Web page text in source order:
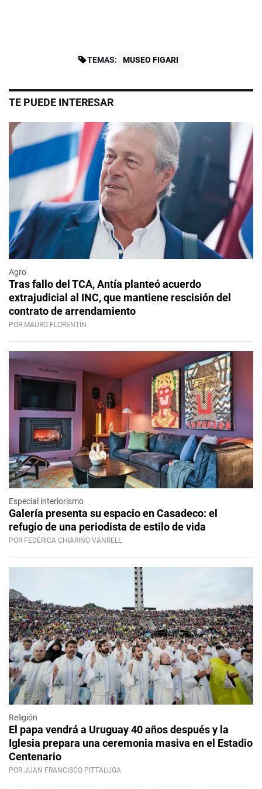
TEMAS: MUSEO FIGARI
TE PUEDE INTERESAR
Agro
Tras fallo del TCA, Antía planteó acuerdo
extrajudicial al INC, que mantiene rescisión del
contrato de arrendamiento
POR MAURO FLORENTÍN
Especial interiorismo
Galería presenta su espacio en Casadeco: el
refugio de una periodista de estilo de vida
POR FEDERICA CHIARINO VANRELL
Religión
El papa vendrá a Uruguay 40 años después y la
Iglesia prepara una ceremonia masiva en el Estadio
Centenario
POR JUAN FRANCISCO PITTALUGA